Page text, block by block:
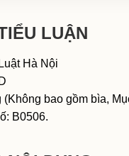
LUẬN
Hà Nội
(Không bao gồm bìa,
B0506.